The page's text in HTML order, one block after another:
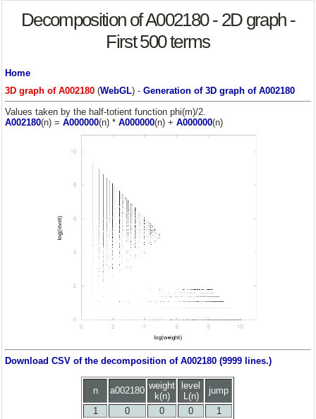
Decomposition of A002180 - 2D graph -
First 500 terms
Home
3D graph of A002180(WebGL) - Generation of 3D graph of A002180
Values taken by the half-totient function phi(m)/2.
A002180(n) = A000000(n) * A000000(n) + A000000(n)
Download CSV of the decomposition of A002180 (9999 lines.)
n a002180 weight
k(n)
level
L(n)
jump
1
0 0 0
1